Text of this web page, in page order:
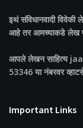
इथं संविधानवादी विवेकी
आहे तर आमच्याकडे लेख
आपले लेखन साहित्य
53346 या नंबरवर
Important Links